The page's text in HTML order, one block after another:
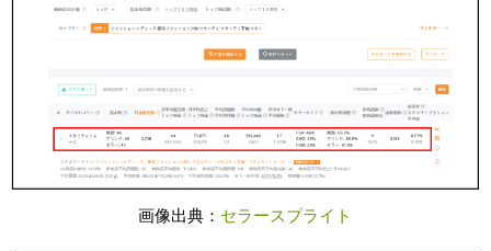
画像出典： セラースプライト